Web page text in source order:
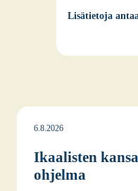
6.8.2026
Ikaa­lis­ten
ohjel­ma
Lisä­tie­to­ja